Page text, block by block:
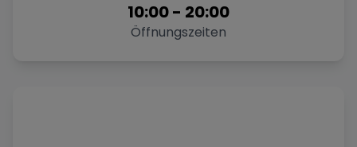
10:00- 20:00
Öffnungszeiten